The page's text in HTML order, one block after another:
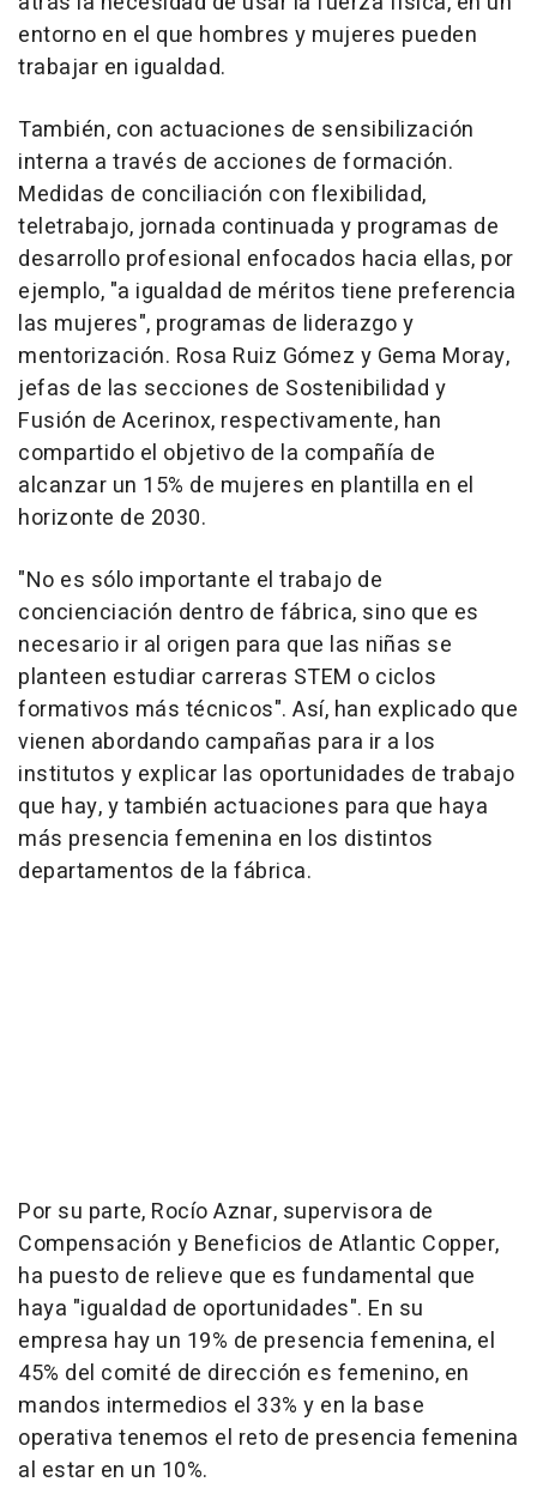
entorno en el que hombres y mujeres pueden
trabajar en igualdad.
También, con actuaciones de sensibilización
interna a través de acciones de formación.
Medidas de conciliación con flexibilidad,
teletrabajo, jornada continuada y programas de
desarrollo profesional enfocados hacia ellas, por
ejemplo, "a igualdad de méritos tiene preferencia
las mujeres", programas de liderazgo y
mentorización. Rosa Ruiz Gómez y Gema Moray,
jefas de las secciones de Sostenibilidad y
Fusión de Acerinox, respectivamente, han
compartido el objetivo de la compañía de
alcanzar un 15% de mujeres en plantilla en el
horizonte de 2030.
"No es sólo importante el trabajo de
concienciación dentro de fábrica, sino que es
necesario ir al origen para que las niñas se
planteen estudiar carreras STEM o ciclos
formativos más técnicos". Así, han explicado que
vienen abordando campañas para ir a los
institutos y explicar las oportunidades de trabajo
que hay, y también actuaciones para que haya
más presencia femenina en los distintos
departamentos de la fábrica.
Por su parte, Rocío Aznar, supervisora de
Compensación y Beneficios de Atlantic Copper,
ha puesto de relieve que es fundamental que
haya "igualdad de oportunidades". En su
empresa hay un 19% de presencia femenina, el
45% del comité de dirección es femenino, en
mandos intermedios el 33% y en la base
operativa tenemos el reto de presencia femenina
al estar en un 10%.